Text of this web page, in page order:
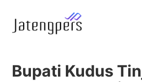
a
t
Pemerintah
Bupati Kudus